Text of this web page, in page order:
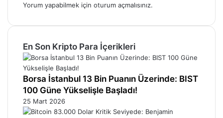
Yorum yapabilmek için oturum açmalısınız.
En Son Kripto Para İçerikleri
Borsa İstanbul 13 Bin Puanın Üzerinde: BIST
100 Güne Yükselişle Başladı!
25 Mart 2026